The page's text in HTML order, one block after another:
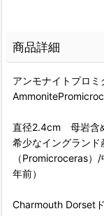
商品詳細
アンモナイトプロミ
直径2.4cm 母岩含
希少なイングランド
（Promicroceras
年前）
Charmouth Dorset